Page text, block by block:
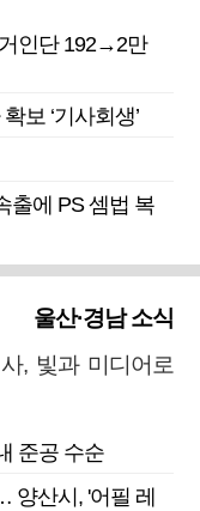
인단 192→2만
보 ‘기사회생’
출에 PS 셈법 복
울산·경남 소식
, 빛과 미디어로
준공 수순
양산시, '어필 레